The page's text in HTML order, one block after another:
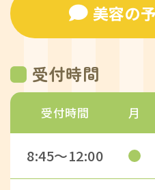
美容の
受付時間
受付時間 月
8:45〜12:00